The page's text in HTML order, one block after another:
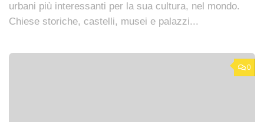
urbani più interessanti per la sua cultura, nel mondo.
Chiese storiche, castelli, musei e palazzi...
0